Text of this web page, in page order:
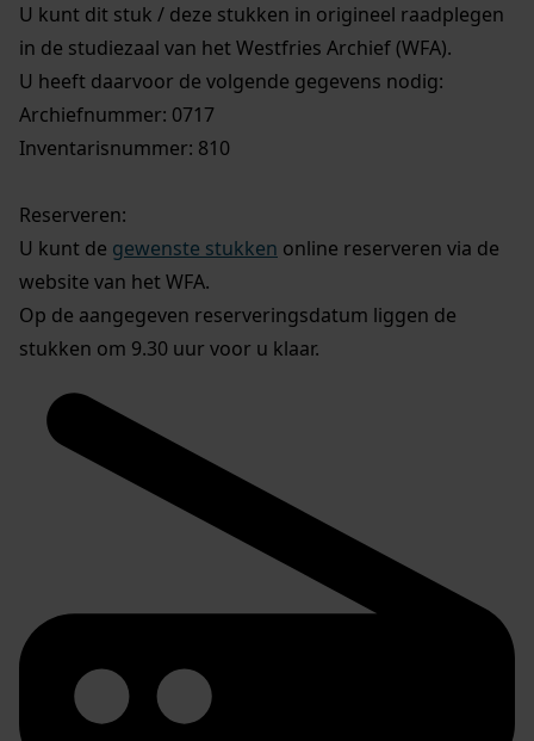
U kunt dit stuk / deze stukken in origineel raadplegen
in de studiezaal van het Westfries Archief (WFA).
U heeft daarvoor de volgende gegevens nodig:
Archiefnummer: 0717
Inventarisnummer: 810
Reserveren:
U kunt de gewenste stukken online reserveren via de
website van het WFA.
Op de aangegeven reserveringsdatum liggen de
stukken om 9.30 uur voor u klaar.